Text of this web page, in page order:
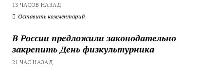
13 ЧАСОВ НАЗАД
Оставить комментарий
В России предложили законодательно
закрепить День физкультурника
21 ЧАС НАЗАД